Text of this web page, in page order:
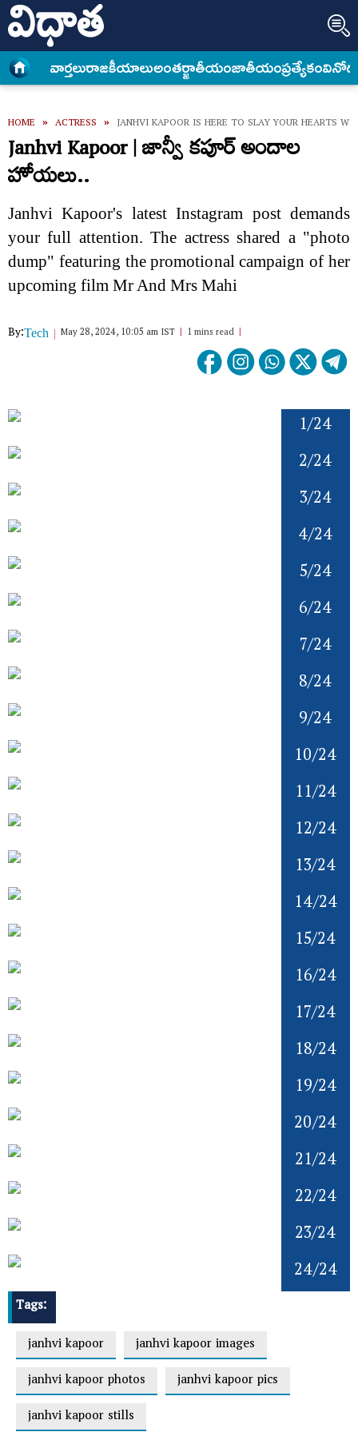
వార్త‌లురాజకీయాలుఅంత‌ర్జాతీయంజాతీయంప్రత్యేకం
HOME » ACTRESS » JANHVI KAPOOR IS HERE TO SLAY YOUR HEARTS
Janhvi Kapoor | జాన్వీ కపూర్ అందాల
హోయలు..
Janhvi Kapoor's latest Instagram post demands
your full attention. The actress shared a "photo
dump" featuring the promotional campaign of her
upcoming film Mr And Mrs Mahi
By:Tech May 28, 2024, 10:05 am IST 1 mins read
1/24
2/24
3/24
4/24
5/24
6/24
7/24
8/24
9/24
10/24
11/24
12/24
13/24
14/24
15/24
16/24
17/24
18/24
19/24
20/24
21/24
22/24
23/24
24/24
Tags:
janhvi kapoor
janhvi kapoor images
janhvi kapoor photos
janhvi kapoor pics
janhvi kapoor stills